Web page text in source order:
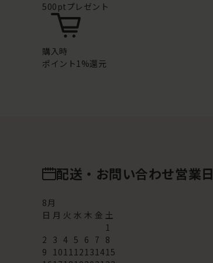
500ptプレゼント
購入時
ポイント1%還元
配送・お問い合わせ営業日
8月
日 月 火 水 木 金 土
1
2 3 4 5 6 7 8
9 101112131415